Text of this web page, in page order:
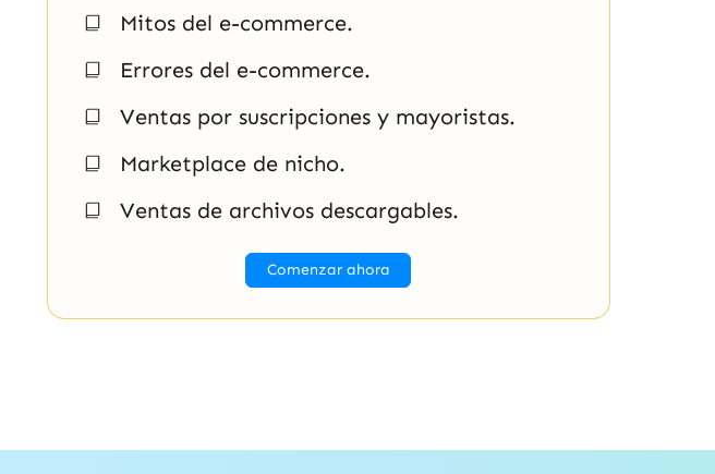
Mitos del e-commerce.
Errores del e-commerce.
Ventas por suscripciones y mayoristas.
Marketplace de nicho.
Ventas de archivos descargables.
Comenzar ahora